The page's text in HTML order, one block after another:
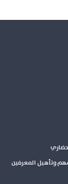
وتأهيل المعرفين